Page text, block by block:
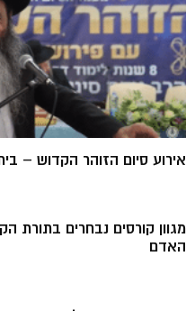
אירוע סיום הזוהר הקדוש –
מגוון קורסים נבחרים בתורת
האדם